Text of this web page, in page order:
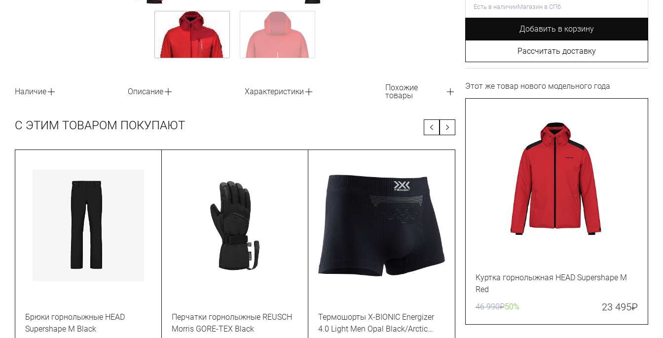
Есть в наличииМагазин в СПб
Добавить в корзину
Рассчитать доставку
Этот же товар нового модельного года
Куртка горнолыжная HEAD Supershape M
Red
46 990₽50% 23 495₽
Наличие Описание Характеристики
Похожие
товары
С ЭТИМ ТОВАРОМ ПОКУПАЮТ
Брюки горнолыжные HEAD
Supershape M Black
Перчатки горнолыжные REUSCH
Morris GORE-TEX Black
Термошорты X-BIONIC Energizer
4.0 Light Men Opal Black/Arctic